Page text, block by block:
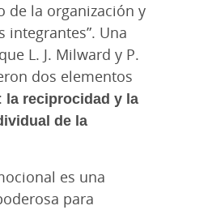
de la organización y
integrantes”. Una
L. J. Milward y P.
dos elementos
la reciprocidad y la
de la
es una
para